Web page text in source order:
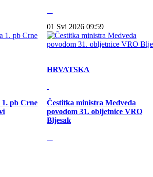
1. pb Crne
01 Svi 2026 09:59
HRVATSKA
Čestitka ministra Medveda
povodom 31. obljetnice VRO
Bljesak